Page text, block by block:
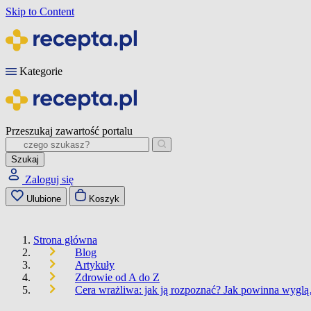
Skip to Content
Kategorie
Przeszukaj zawartość portalu
Szukaj
Zaloguj się
Ulubione Koszyk
Strona główna
Blog
Artykuły
Zdrowie od A do Z
Cera wrażliwa: jak ją rozpoznać? Jak powinna